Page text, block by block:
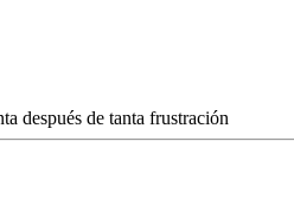
después de tanta frustración